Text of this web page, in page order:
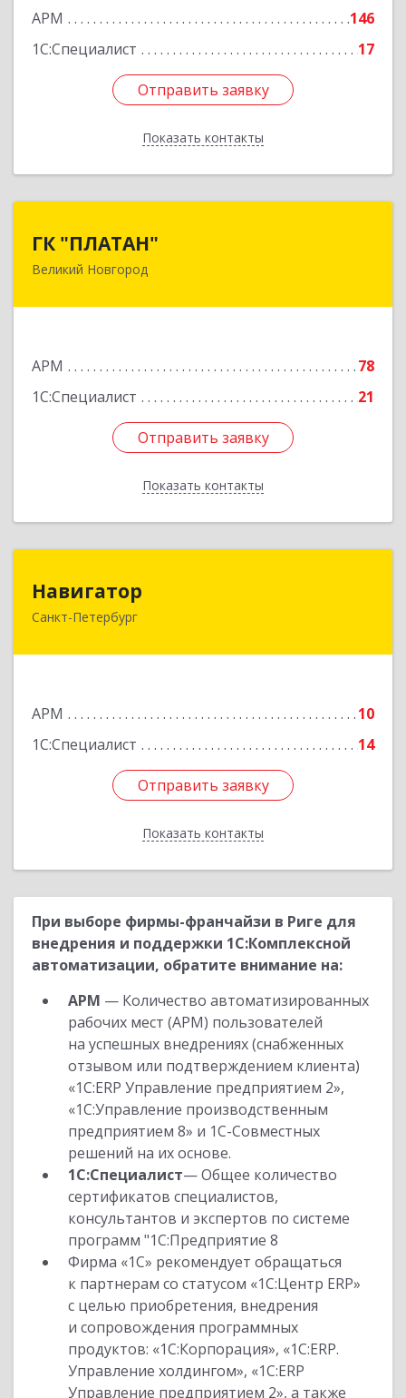
АРМ
146
1С:Специалист
17
Отправить заявку
Показать контакты
Отправить заявку
Назад
ГК "ПЛАТАН"
Великий Новгород
АРМ
78
1С:Специалист
21
Отправить заявку
Показать контакты
173003, Новгородская обл, Великий Новгород
Подробнее
Отправить заявку
Назад
Навигатор
Санкт-Петербург
АРМ
10
1С:Специалист
14
Отправить заявку
Показать контакты
196105, Санкт-Петербург г, Юрия Гагарина пр-
Отправить заявку
Назад
При выборе фирмы-франчайзи в Риге для
внедрения и поддержки 1С:Комплексной
автоматизации, обратите внимание на:
АРМ — Количество автоматизированных
рабочих мест (АРМ) пользователей
на успешных внедрениях (снабженных
отзывом или подтверждением клиента)
«1С:ERP Управление предприятием 2»,
«1С:Управление производственным
предприятием 8» и 1С-Совместных
решений на их основе.
1С:Специалист— Общее количество
сертификатов специалистов,
консультантов и экспертов по системе
программ "1С:Предприятие 8
Фирма «1С» рекомендует обращаться
к партнерам со статусом «1С:Центр ERP»
с целью приобретения, внедрения
и сопровождения программных
продуктов: «1С:Корпорация», «1С:ERP.
Управление холдингом», «1С:ERP
Управление предприятием 2», а также